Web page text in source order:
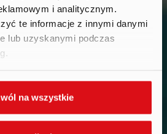
i analitycznym.
te informacje z innymi danymi
lub uzyskanymi podczas
na wszystkie